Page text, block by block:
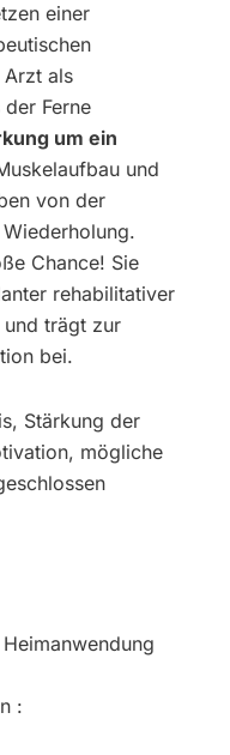
einer
Arzt als
Ferne
um ein
und
von der
Chance! Sie
rehabilitativer
und trägt zur
bei.
Stärkung der
mögliche
: